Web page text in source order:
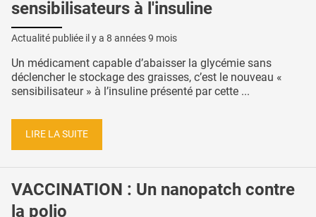
sensibilisateurs à l'insuline
Actualité publiée il y a 8 années 9 mois
Un médicament capable d’abaisser la glycémie sans
déclencher le stockage des graisses, c’est le nouveau «
sensibilisateur » à l’insuline présenté par cette ...
LIRE LA SUITE
VACCINATION : Un nanopatch contre
la polio